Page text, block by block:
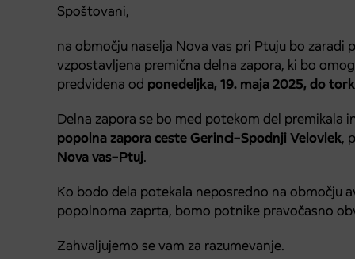
Spoštovani,
na območju naselja Nova vas pri Ptuju bo
vzpostavljena premična delna zapora, ki bo
predvidena od ponedeljka, 19. maja 2025, do
Delna zapora se bo med potekom del premikala
popolna zapora ceste Gerinci–Spodnji Velovlek,
Nova vas–Ptuj.
Ko bodo dela potekala neposredno na območju
popolnoma zaprta, bomo potnike pravočasno
Zahvaljujemo se vam za razumevanje.